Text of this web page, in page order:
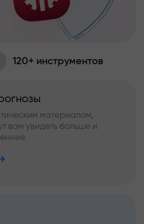
120+ инструментов
материалам,
вам увидеть больше и